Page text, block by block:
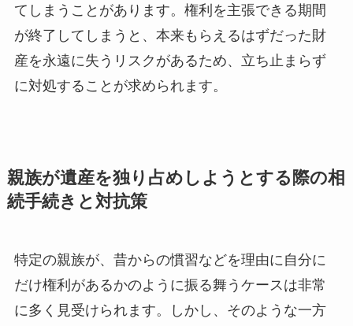
てしまうことがあります。権利を主張できる期間
が終了してしまうと、本来もらえるはずだった財
産を永遠に失うリスクがあるため、立ち止まらず
に対処することが求められます。
親族が遺産を独り占めしようとする際の相
続手続きと対抗策
特定の親族が、昔からの慣習などを理由に自分に
だけ権利があるかのように振る舞うケースは非常
に多く見受けられます。しかし、そのような一方